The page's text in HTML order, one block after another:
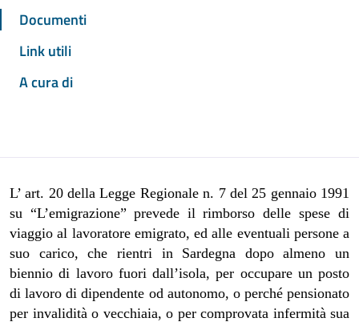
Documenti
Link utili
A cura di
L’ art. 20 della Legge Regionale n. 7 del 25 gennaio 1991
su “L’emigrazione” prevede il rimborso delle spese di
viaggio al lavoratore emigrato, ed alle eventuali persone a
suo carico, che rientri in Sardegna dopo almeno un
biennio di lavoro fuori dall’isola, per occupare un posto
di lavoro di dipendente od autonomo, o perché pensionato
per invalidità o vecchiaia, o per comprovata infermità sua